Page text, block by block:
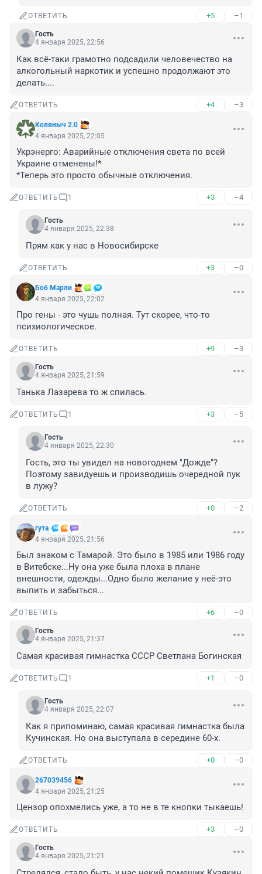
ОТВЕТИТЬ +5 –1
Гость
4 января 2025, 22:56
Как всё-таки грамотно подсадили человечество на
алкогольный наркотик и успешно продолжают это
делать....
ОТВЕТИТЬ +4 –3
Коляныч 2.0
4 января 2025, 22:05
Укрэнерго: Аварийные отключения света по всей
Украине отменены!*
*Теперь это просто обычные отключения.
ОТВЕТИТЬ 1 +3 –4
Гость
4 января 2025, 22:38
Прям как у нас в Новосибирске
ОТВЕТИТЬ +3 –0
Боб Марли
4 января 2025, 22:02
Про гены - это чушь полная. Тут скорее, что-то
психиологическое.
ОТВЕТИТЬ +9 –3
Гость
4 января 2025, 21:59
Танька Лазарева то ж спилась.
ОТВЕТИТЬ 1 +3 –5
Гость
4 января 2025, 22:30
Гость, это ты увидел на новогоднем "Дожде"?
Поэтому завидуешь и производишь очередной пук
в лужу?
ОТВЕТИТЬ +0 –2
гута
4 января 2025, 21:56
Был знаком с Тамарой. Это было в 1985 или 1986 году
в Витебске...Ну она уже была плоха в плане
внешности, одежды...Одно было желание у неё-это
выпить и забыться...
ОТВЕТИТЬ +6 –0
Гость
4 января 2025, 21:37
Самая красивая гимнастка СССР Светлана Богинская
ОТВЕТИТЬ 1 +1 –0
Гость
4 января 2025, 22:07
Как я припоминаю, самая красивая гимнастка была
Кучинская. Но она выступала в середине 60-х.
ОТВЕТИТЬ +0 –0
267039456
4 января 2025, 21:25
Цензор опохмелись уже, а то не в те кнопки тыкаешь!
ОТВЕТИТЬ +3 –0
Гость
4 января 2025, 21:21